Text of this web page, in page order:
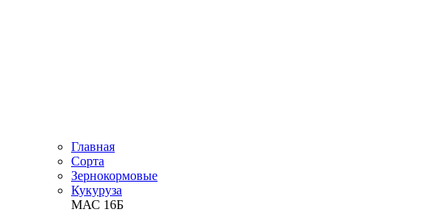
Главная
Сорта
Зернокормовые
Кукуруза
МАС 16Б